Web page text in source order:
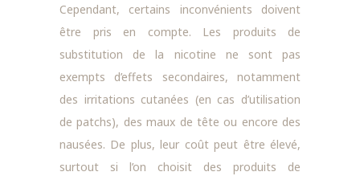
Cependant, certains inconvénients doivent
être pris en compte. Les produits de
substitution de la nicotine ne sont pas
exempts d’effets secondaires, notamment
des irritations cutanées (en cas d’utilisation
de patchs), des maux de tête ou encore des
nausées. De plus, leur coût peut être élevé,
surtout si l’on choisit des produits de